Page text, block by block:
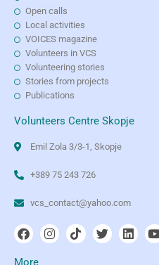
Open calls
Local activities
VOICES magazine
Volunteers in VCS
Volunteering stories
Stories from projects
Publications
Volunteers Centre Skopje
Emil Zola 3/3-1, Skopje
+389 75 243 726
vcs_contact@yahoo.com
More